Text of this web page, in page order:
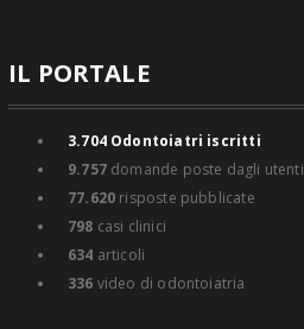
IL PORTALE
3.704Odontoiatri iscritti
9.757domande poste dagli utenti
77.620 risposte pubblicate
798 casi clinici
634 articoli
336 video di odontoiatria